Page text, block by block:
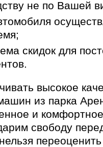
не по Вашей
скидок для
высокое
из парка
и
свободу